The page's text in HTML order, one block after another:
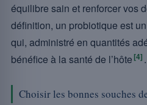
équilibre sain et renforcer vos
définition, un probiotique est
qui, administré en quantités
bénéfice à la santé de l’hôte [4] .
Choisir les bonnes souches